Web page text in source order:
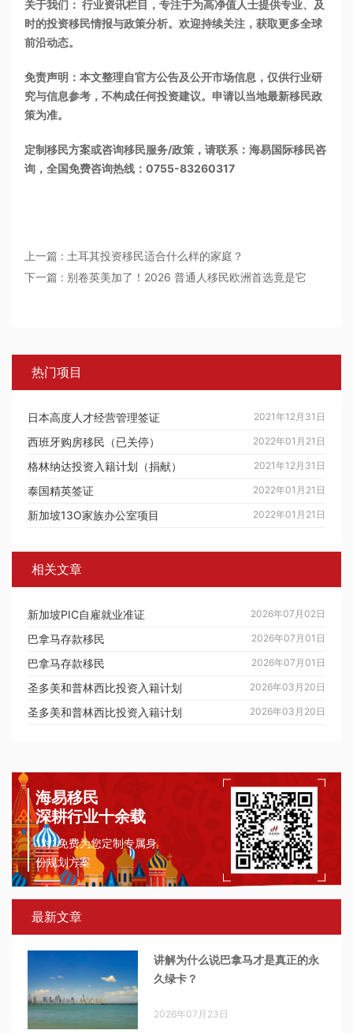
关于我们： 行业资讯栏目，专注于为高净值人士提供专业、及
时的投资移民情报与政策分析。欢迎持续关注，获取更多全球
前沿动态。
免责声明：本文整理自官方公告及公开市场信息，仅供行业研
究与信息参考，不构成任何投资建议。申请以当地最新移民政
策为准。
定制移民方案或咨询移民服务/政策，请联系：海易国际移民咨
询，全国免费咨询热线：0755-83260317
上一篇 : 土耳其投资移民适合什么样的家庭？
下一篇 : 别卷英美加了！2026 普通人移民欧洲首选竟是它
热门项目
2021年12月31日
日本高度人才经营管理签证
2022年01月21日
西班牙购房移民（已关停）
2021年12月31日
格林纳达投资入籍计划（捐献）
2022年01月21日
泰国精英签证
2022年01月21日
新加坡13O家族办公室项目
相关文章
2026年07月02日
新加坡PIC自雇就业准证
2026年07月01日
巴拿马存款移民
2026年07月01日
巴拿马存款移民
2026年03月20日
圣多美和普林西比投资入籍计划
2026年03月20日
圣多美和普林西比投资入籍计划
海易移民
深耕行业十余载
1对1免费为您定制专属身
份规划方案
最新文章
讲解为什么说巴拿马才是真正的永
久绿卡？
2026年07月23日